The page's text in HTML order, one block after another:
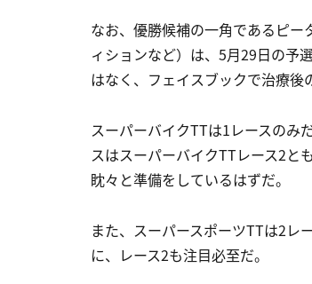
なお、優勝候補の一角であるピ
ィションなど）は、5月29日の予
はなく、フェイスブックで治療後
スーパーバイクTTは1レースのみ
スはスーパーバイクTTレース2と
眈々と準備をしているはずだ。
また、スーパースポーツTTは2レ
に、レース2も注目必至だ。